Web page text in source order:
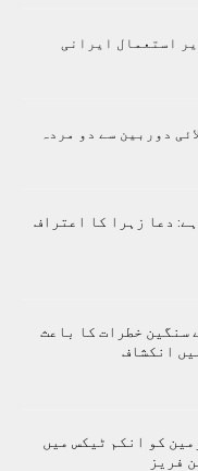
استعمال ایرانی
دوربین سے دو مردہ
دعا زہرا کا اعتراف
سنگین خطرات کا باعث
انکشاف
ملازمین کو انکم ٹیکس میں
فریز